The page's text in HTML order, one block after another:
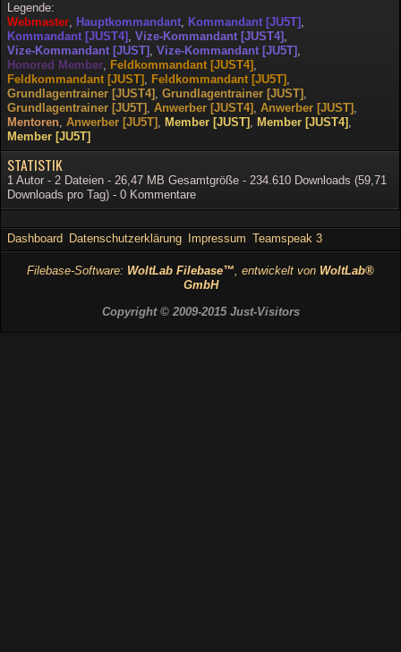
Legende:
Webmaster
Hauptkommandant
Kommandant [JU5T]
Kommandant [JUST4]
Vize-Kommandant [JUST4]
Vize-Kommandant [JUST]
Vize-Kommandant [JU5T]
Honored Member
Feldkommandant [JUST4]
Feldkommandant [JUST]
Feldkommandant [JU5T]
Grundlagentrainer [JUST4]
Grundlagentrainer [JUST]
Grundlagentrainer [JU5T]
Anwerber [JUST4]
Anwerber [JUST]
Mentoren Anwerber [JU5T] Member [JUST]
Member [JUST4]
Member [JU5T]
STATISTIK
1 Autor - 2 Dateien - 26,47 MB Gesamtgröße - 234.610 Downloads (59,71
Downloads pro Tag) - 0 Kommentare
Dashboard Datenschutzerklärung Impressum Teamspeak 3
Filebase-Software: WoltLab Filebase™, entwickelt von WoltLab®
GmbH
Copyright © 2009-2015 Just-Visitors